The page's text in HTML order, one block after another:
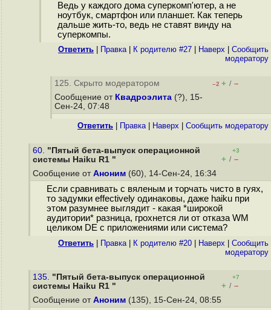
Ведь у каждого дома суперкомп'ютер, а не
ноутбук, смартфон или планшет. Как теперь
дальше жить-то, ведь не ставят винду на
суперкомпы.
Ответить Правка| К родителю #27 Наверх
Cообщить
модератору
125. Скрыто модератором –2 + / –
Сообщение от Квадроэлита (?), 15-
Сен-24, 07:48
Ответить Правка| Наверх Cообщить модератору
60. "Пятый бета-выпуск операционной
системы Haiku R1 "
+3
+ / –
Сообщение от Аноним (60), 14-Сен-24, 16:34
Если сравнивать с вяленым и торчать чисто в гуях,
то задумки effectively одинаковы, даже haiku при
этом разумнее выглядит - какая *широкой
аудитории* разница, грохнется ли от отказа WM
целиком DE с приложениями или система?
Ответить Правка| К родителю #20 Наверх
Cообщить
модератору
135. "Пятый бета-выпуск операционной
системы Haiku R1 "
+7
+ / –
Сообщение от Аноним (135), 15-Сен-24, 08:55